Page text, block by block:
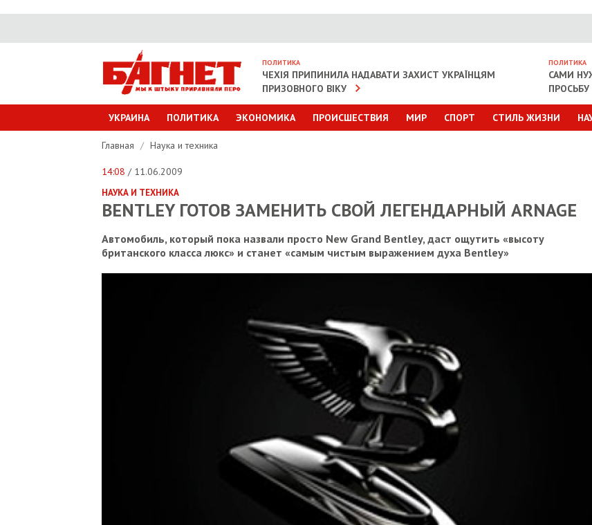
ПОЛИТИКА
ЧЕХІЯ ПРИПИНИЛА НАДАВАТИ ЗАХИСТ УКРАЇНЦЯМ
ПРИЗОВНОГО ВІКУ
ПОЛИТИКА
САМИ
УКРАИНА ПОЛИТИКА ЭКОНОМИКА ПРОИСШЕСТВИЯ МИР СПОРТ СТИЛЬ ЖИЗНИ
Главная / Наука и техника
14:08 / 11.06.2009
НАУКА И ТЕХНИКА
BENTLEY ГОТОВ ЗАМЕНИТЬ СВОЙ ЛЕГЕНДАРНЫЙ ARNAGE
Автомобиль, который пока назвали просто New Grand Bentley, даст ощутить «высоту
британского класса люкс» и станет «самым чистым выражением духа Bentley»